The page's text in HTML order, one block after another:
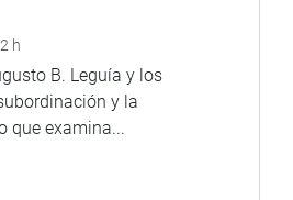
h
B. Leguía y los
y la
que examina...